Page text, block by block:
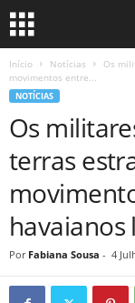
Início Notícias
Os
movimentos entre...
NOTÍCIAS
Os
terras
havaianos
Por Fabiana Sousa - 4